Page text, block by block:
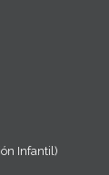
Infantil)